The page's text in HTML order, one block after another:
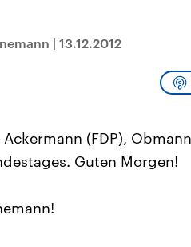
verankert.
| 13.12.2012
(FDP),
Guten Morgen!